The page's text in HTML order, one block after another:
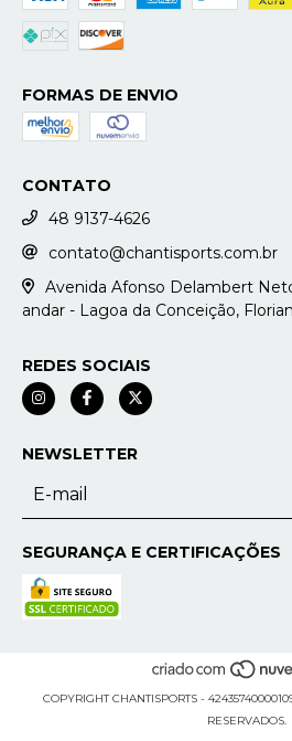
FORMAS DE ENVIO
CONTATO
48 9137-4626
contato@chantisports.com.br
Avenida Afonso Delambert
andar - Lagoa da Conceição,
REDES SOCIAIS
NEWSLETTER
SEGURANÇA E CERTIFICAÇÕES
COPYRIGHT CHANTISPORTS -
RESERVADOS.